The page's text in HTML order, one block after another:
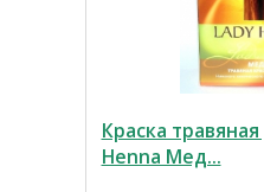
Краска
Henna Мед...